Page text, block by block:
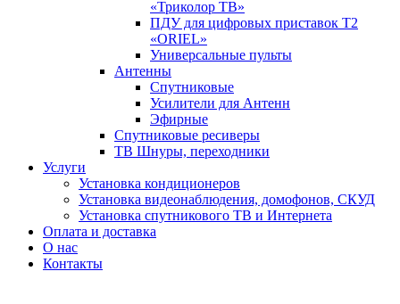
«Триколор ТВ»
ПДУ для цифровых приставок Т2
«ORIEL»
Универсальные пульты
Антенны
Спутниковые
Усилители для Антенн
Эфирные
Спутниковые ресиверы
ТВ Шнуры, переходники
Услуги
Установка кондиционеров
Установка видеонаблюдения, домофонов, СКУД
Установка спутникового ТВ и Интернета
Оплата и доставка
О нас
Контакты